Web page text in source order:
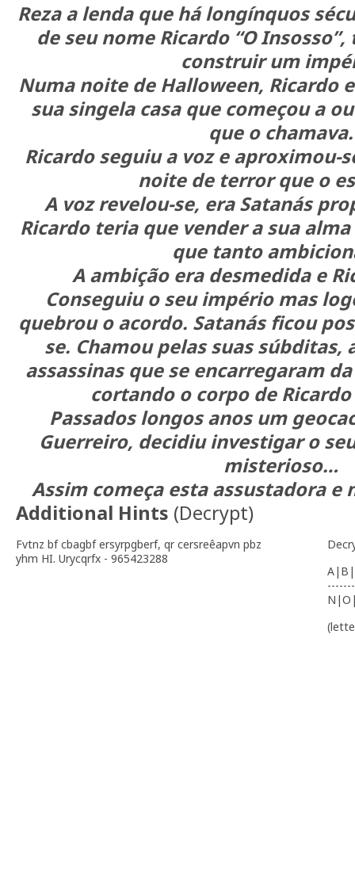
Reza a lenda que há longínquos
de seu nome Ricardo “O
construir um
Numa noite de Halloween, Ricardo
sua singela casa que começou a
que o chamava.
Ricardo seguiu a voz e aproximou-
noite de terror que o
A voz revelou-se, era Satanás
Ricardo teria que vender a sua
que tanto
A ambição era desmedida e
Conseguiu o seu império mas
quebrou o acordo. Satanás ficou
se. Chamou pelas suas súbditas,
assassinas que se encarregaram
cortando o corpo de
Passados longos anos um
Guerreiro, decidiu investigar o
misterioso…
Assim começa esta assustadora
Additional Hints (Decrypt)
Fvtnz bf cbagbf ersyrpgberf, qr cersreêapvn pbz
yhm HI. Urycqrfx - 965423288